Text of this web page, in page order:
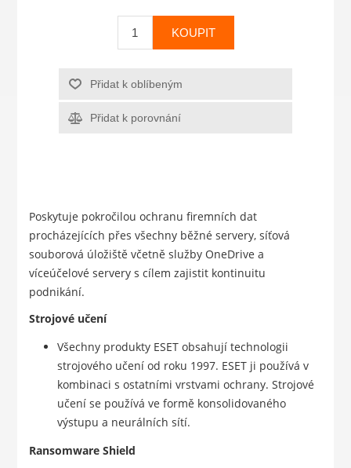
KOUPIT
Přidat k oblíbeným
Přidat k porovnání
Poskytuje pokročilou ochranu firemních dat
procházejících přes všechny běžné servery, síťová
souborová úložiště včetně služby OneDrive a
víceúčelové servery s cílem zajistit kontinuitu
podnikání.
Strojové učení
Všechny produkty ESET obsahují technologii
strojového učení od roku 1997. ESET ji používá v
kombinaci s ostatními vrstvami ochrany. Strojové
učení se používá ve formě konsolidovaného
výstupu a neurálních sítí.
Ransomware Shield